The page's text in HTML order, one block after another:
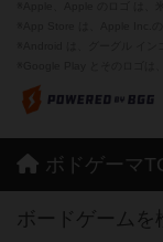
ボドゲーマ
ボードゲームを